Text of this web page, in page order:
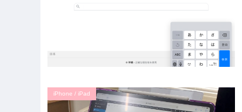
iPhone / iPad